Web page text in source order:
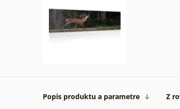
Popis produktu a parametre Z